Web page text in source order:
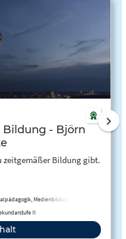
Bildung - Björn
zeitgemäßer Bildung gibt.
Medienbildung
II